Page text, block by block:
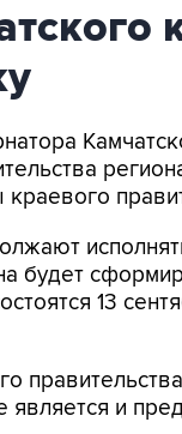
будет
13
является и